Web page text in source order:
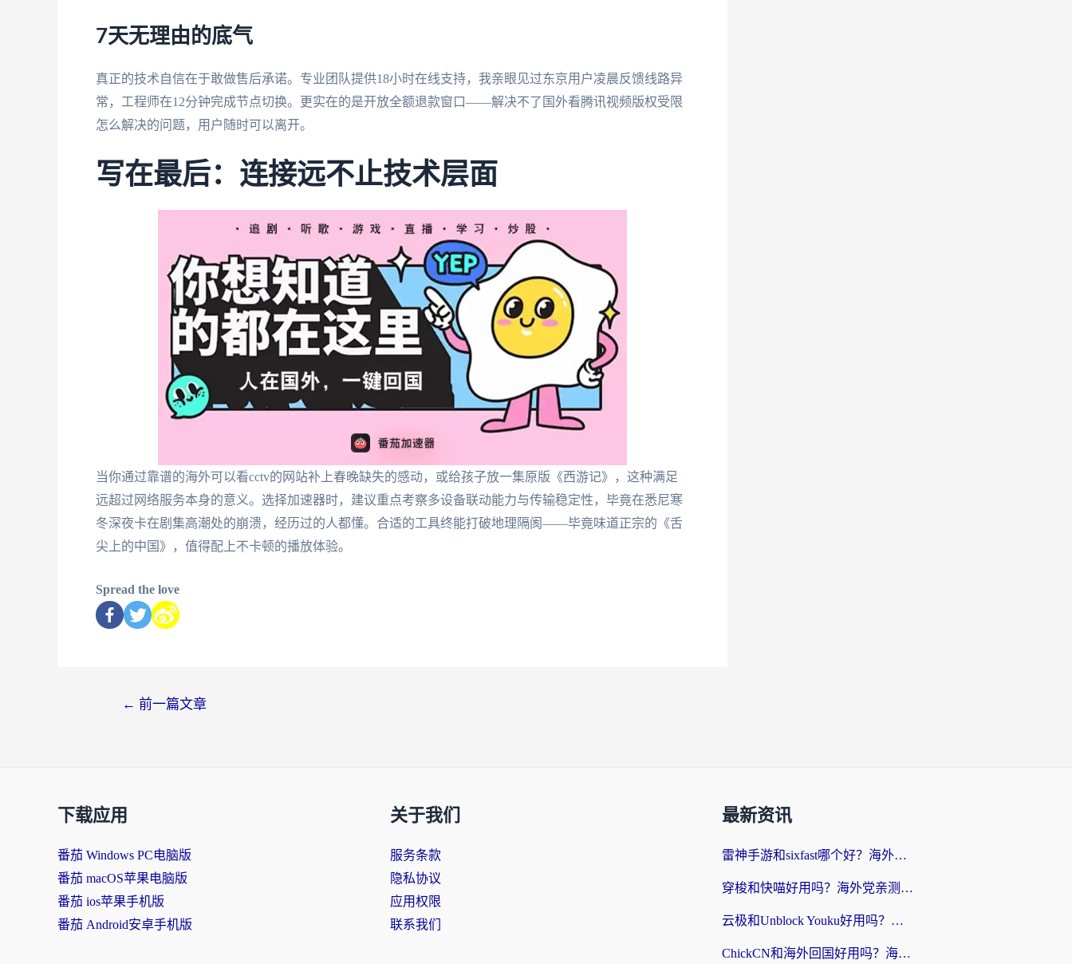
7天无理由的底气
真正的技术自信在于敢做售后承诺。专业团队提供18小时在线支持，我亲眼见过东京用户凌晨反馈线路异
常，工程师在12分钟完成节点切换。更实在的是开放全额退款窗口——解决不了国外看腾讯视频版权受限
怎么解决的问题，用户随时可以离开。
写在最后：连接远不止技术层面
当你通过靠谱的海外可以看cctv的网站补上春晚缺失的感动，或给孩子放一集原版《西游记》，这种满足
远超过网络服务本身的意义。选择加速器时，建议重点考察多设备联动能力与传输稳定性，毕竟在悉尼寒
冬深夜卡在剧集高潮处的崩溃，经历过的人都懂。合适的工具终能打破地理隔阂——毕竟味道正宗的《舌
尖上的中国》，值得配上不卡顿的播放体验。
Spread the love
← 前一篇文章
下载应用
番茄 Windows PC电脑版
番茄 macOS苹果电脑版
番茄 ios苹果手机版
番茄 Android安卓手机版
关于我们
服务条款
隐私协议
应用权限
联系我们
最新资讯
雷神手游和sixfast哪个好？海外党亲测3款回国加速器，教你选对不踩坑
穿梭和快喵好用吗？海外党亲测：小众加速器对比+番茄加速器深度体验
云极和Unblock Youku好用吗？海外党亲测+2026回国加速器避坑指南
ChickCN和海外回国好用吗？海外党2026亲测：从手游到影音，选对加速器的3个关键